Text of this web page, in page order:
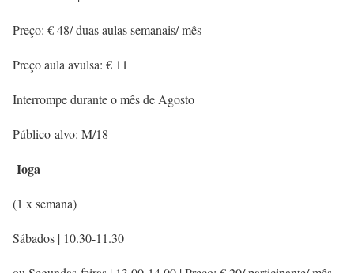
Preço: € 48/ duas aulas semanais/ mês
Preço aula avulsa: € 11
Interrompe durante o mês de Agosto
Público-alvo: M/18
Ioga
(1 x semana)
Sábados | 10.30-11.30